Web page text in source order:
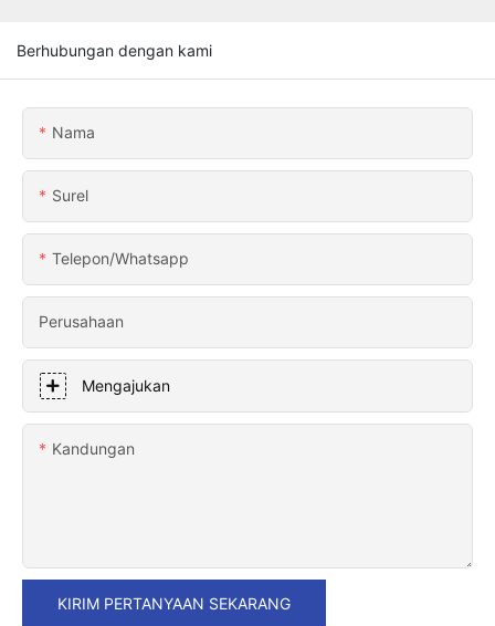
Berhubungan dengan kami
Nama
Surel
Telepon/whatsapp
Perusahaan
Mengajukan
Kandungan
KIRIM PERTANYAAN SEKARANG